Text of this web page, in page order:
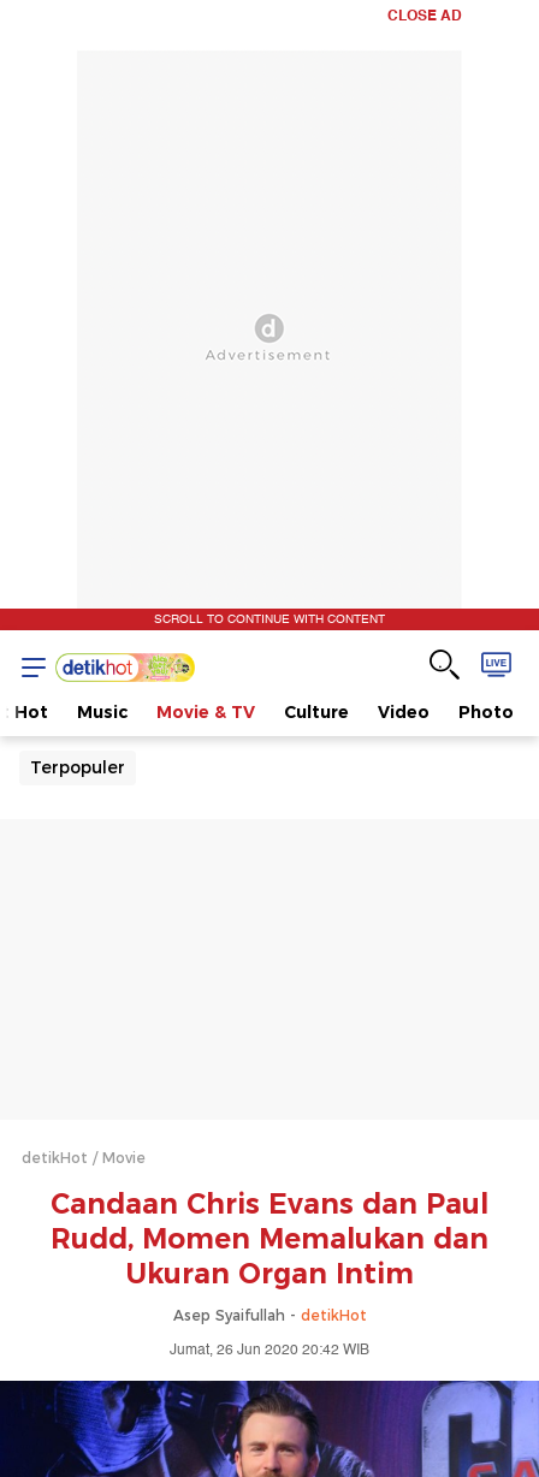
CLOSE AD
SCROLL TO CONTINUE WITH CONTENT
Hot Music Movie & TV Culture Video Photo
Terpopuler
detikHot Movie
Candaan Chris Evans dan Paul
Rudd, Momen Memalukan dan
Ukuran Organ Intim
Asep Syaifullah - detikHot
Jumat, 26 Jun 2020 20:42 WIB